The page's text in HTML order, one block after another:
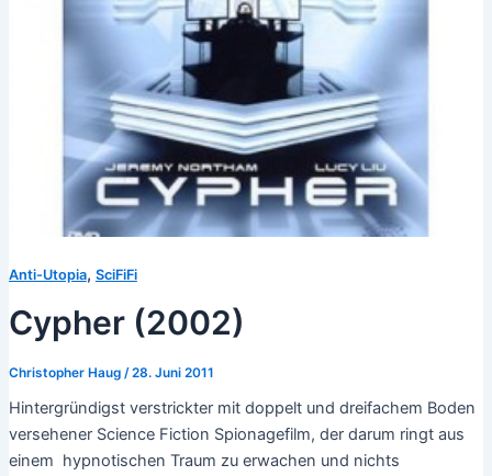
Anti-Utopia, SciFiFi
Cypher (2002)
Christopher Haug /28. Juni 2011
Hintergründigst verstrickter mit doppelt und dreifachem Boden
versehener Science Fiction Spionagefilm, der darum ringt aus
einem hypnotischen Traum zu erwachen und nichts